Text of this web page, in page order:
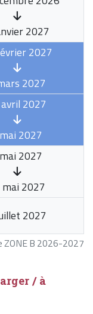
ZONE B 2026-2027
2027
2027
2027
2027
2027
2027
mai 2027
2027
/ à